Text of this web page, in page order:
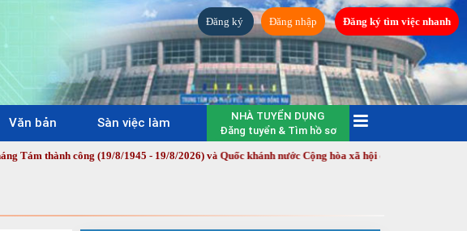
Đăng ký Đăng nhập Đăng ký tìm việc nhanh
Văn bản Sàn việc làm
NHÀ TUYỂN DỤNG
Đăng tuyển & Tìm hồ sơ
công (19/8/1945 - 19/8/2026) và Quốc khánh nước Cộng hòa xã hội chủ nghĩa Việt Nam (2/